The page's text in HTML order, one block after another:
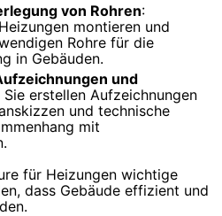
von Rohren:
montieren und
Rohre für die
in Gebäuden.
und
Sie erstellen Aufzeichnungen
und technische
mit
für Heizungen wichtige
dass Gebäude effizient und